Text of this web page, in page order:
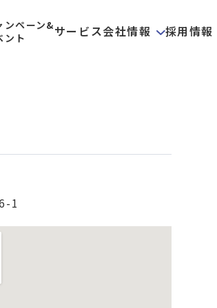
ンペーン&
ント
サービス会社情報 採用情報
1